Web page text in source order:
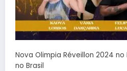
Nova Olimpia Réveillon 2024
no Brasil